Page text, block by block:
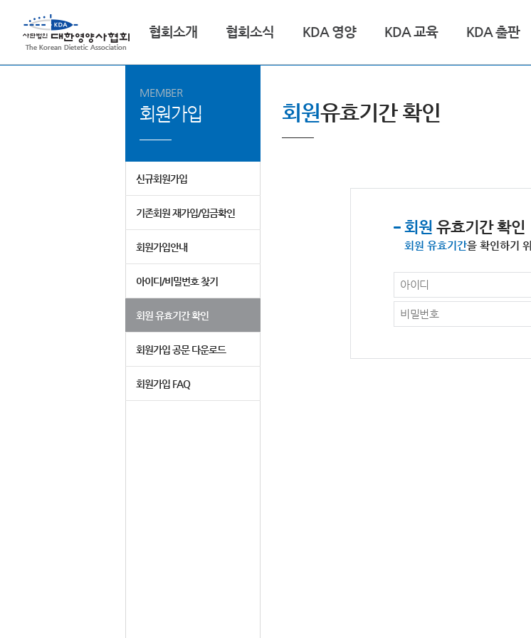
협회소개 협회소식 KDA 영양 KDA 교육 KDA 출판
MEMBER
회원가입
신규회원가입
기존회원 재가입/입금확인
회원가입안내
아이디/비밀번호 찾기
회원 유효기간 확인
회원가입 공문 다운로드
회원가입 FAQ
회원유효기간 확인
회원 유효기간 확인
회원 유효기간을 확인하기